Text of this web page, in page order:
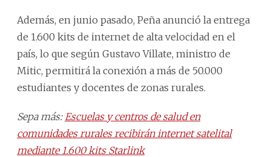
Además, en junio pasado, Peña anunció la entrega
de 1.600 kits de internet de alta velocidad en el
país, lo que según Gustavo Villate, ministro de
Mitic, permitirá la conexión a más de 50.000
estudiantes y docentes de zonas rurales.
Sepa más: Escuelas y centros de salud en
comunidades rurales recibirán internet satelital
mediante 1.600 kits Starlink